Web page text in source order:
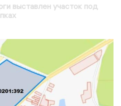
выставлен участок под